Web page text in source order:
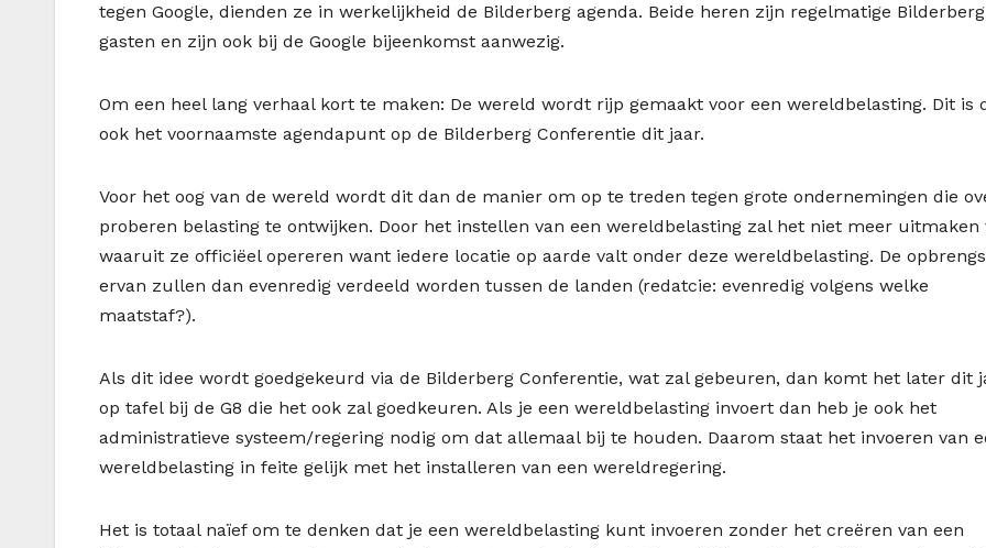
tegen Google, dienden ze in werkelijkheid de Bilderberg agenda. Beide heren zijn regelmatige Bilderberg
gasten en zijn ook bij de Google bijeenkomst aanwezig.
Om een heel lang verhaal kort te maken: De wereld wordt rijp gemaakt voor een wereldbelasting. Dit is
ook het voornaamste agendapunt op de Bilderberg Conferentie dit jaar.
Voor het oog van de wereld wordt dit dan de manier om op te treden tegen grote ondernemingen die
proberen belasting te ontwijken. Door het instellen van een wereldbelasting zal het niet meer uitmaken
waaruit ze officiëel opereren want iedere locatie op aarde valt onder deze wereldbelasting. De
ervan zullen dan evenredig verdeeld worden tussen de landen (redatcie: evenredig volgens welke
maatstaf?).
Als dit idee wordt goedgekeurd via de Bilderberg Conferentie, wat zal gebeuren, dan komt het later dit
op tafel bij de G8 die het ook zal goedkeuren. Als je een wereldbelasting invoert dan heb je ook het
administratieve systeem/regering nodig om dat allemaal bij te houden. Daarom staat het invoeren van
wereldbelasting in feite gelijk met het installeren van een wereldregering.
Het is totaal naïef om te denken dat je een wereldbelasting kunt invoeren zonder het creëren van een